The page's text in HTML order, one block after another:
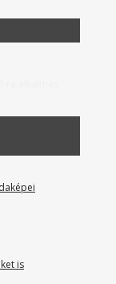
is